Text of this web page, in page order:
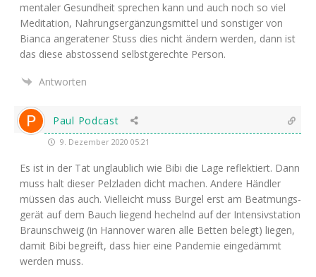
men­ta­ler Gesund­heit spre­chen kann und auch noch so viel
Medi­ta­ti­on, Nah­rungs­er­gän­zungs­mit­tel und sons­ti­ger von
Bian­ca ange­ra­te­ner Stuss dies nicht ändern wer­den, dann ist
das die­se abstos­send selbst­ge­rech­te Person.
Antworten
Paul Podcast
9. Dezember 2020 05:21
Es ist in der Tat unglaub­lich wie Bibi die Lage reflek­tiert. Dann
muss halt die­ser Pelz­la­den dicht machen. Ande­re Händ­ler
müs­sen das auch. Viel­leicht muss Bur­gel erst am Beatmungs­
ge­rät auf dem Bauch lie­gend hechelnd auf der Inten­siv­sta­ti­on
Braun­schweig (in Han­no­ver waren alle Bet­ten belegt) lie­gen,
damit Bibi begreift, dass hier eine Pan­de­mie ein­ge­dämmt
wer­den muss.